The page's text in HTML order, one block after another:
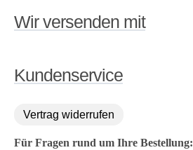
Wir versenden mit
Kundenservice
Vertrag widerrufen
Für Fragen rund um Ihre Bestellung: